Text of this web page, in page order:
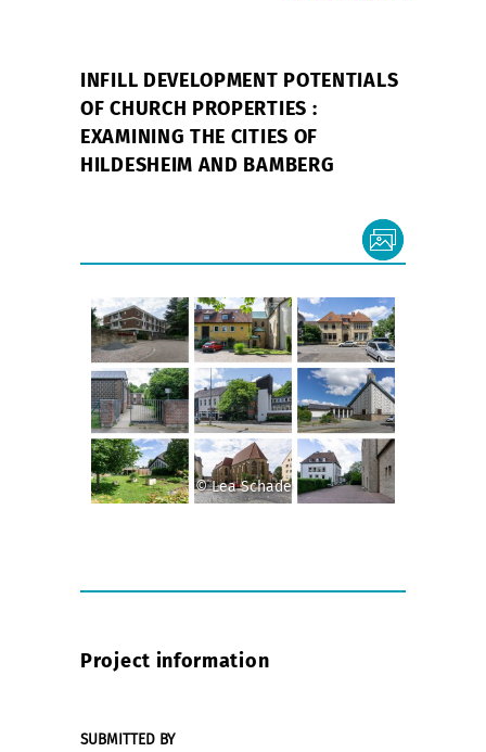
INFILL DEVELOPMENT POTENTIALS
OF CHURCH PROPERTIES :
EXAMINING THE CITIES OF
HILDESHEIM AND BAMBERG
© Lea Schade
Project information
SUBMITTED BY